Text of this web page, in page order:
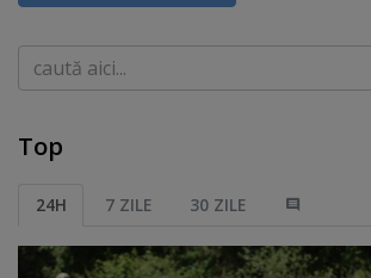
Caută
Top
24H 7 ZILE 30 ZILE